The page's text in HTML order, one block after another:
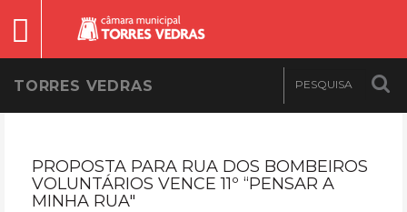
TORRES VEDRAS
PROPOSTA PARA RUA DOS BOMBEIROS
VOLUNTÁRIOS VENCE 11º “PENSAR A
MINHA RUA"